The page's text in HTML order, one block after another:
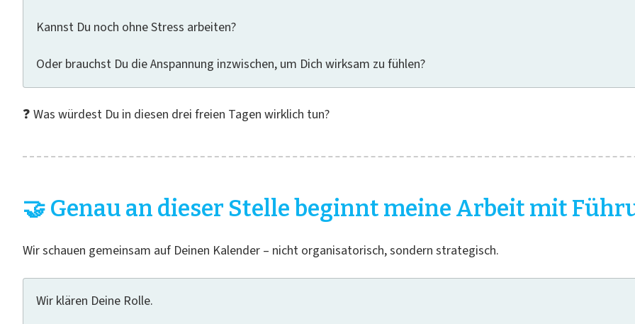
Kannst Du noch ohne Stress arbeiten?
Oder brauchst Du die Anspannung inzwischen, um Dich wirksam zu fühlen?
❓ Was würdest Du in diesen drei freien Tagen wirklich tun?
🤝 Genau an dieser Stelle beginnt meine Arbeit mit
Wir schauen gemeinsam auf Deinen Kalender – nicht organisatorisch, sondern strategisch.
Wir klären Deine Rolle.